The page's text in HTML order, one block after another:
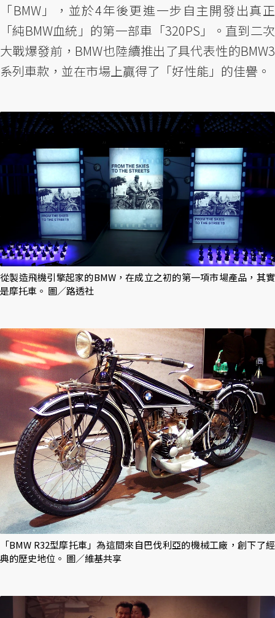
「BMW」，並於4年後更進一步自主開發出真正
「純BMW血統」的第一部車「320PS」。直到二次
大戰爆發前，BMW也陸續推出了具代表性的BMW3
系列車款，並在市場上贏得了「好性能」的佳譽。
從製造飛機引擎起家的BMW，在成立之初的第一項市場產品，其實
是摩托車。 圖／路透社
「BMW R32型摩托車」為這間來自巴伐利亞的機械工廠，創下了經
典的歷史地位。 圖／維基共享